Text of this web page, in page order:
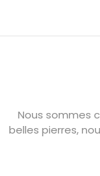
Bienfaits de la
L’améthyste
Chrysocolle :
Obsidienne
Nous sommes
belles pierres,